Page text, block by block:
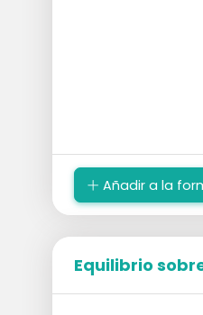
Añadir a la
Equilibrio